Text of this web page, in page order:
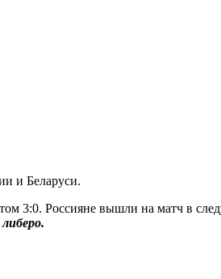
и Беларуси.
3:0. Россияне вышли на матч в